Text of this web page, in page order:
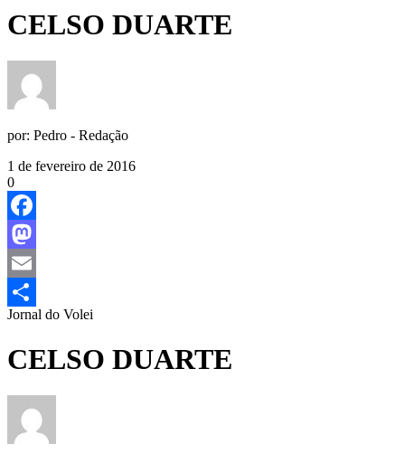
CELSO DUARTE
por: Pedro - Redação
1 de fevereiro de 2016
0
Facebook
Mastodon
Email
Share
Jornal do Volei
CELSO DUARTE